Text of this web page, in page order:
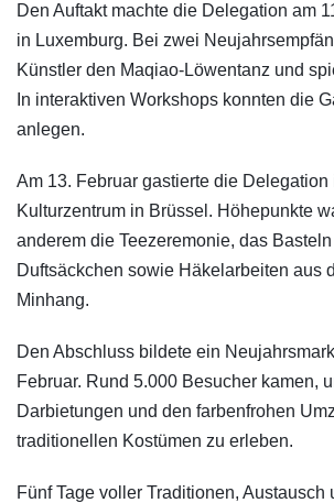
Den Auftakt machte die Delegation am
in Luxemburg. Bei zwei
Künstler den Maqiao-Löwentanz und
In interaktiven Workshops konnten die
anlegen.
Am 13. Februar gastierte die Delegation
Kulturzentrum in Brüssel. Höhepunkte
anderem die Teezeremonie, das
Duftsäckchen sowie Häkelarbeiten aus
Minhang.
Den Abschluss bildete ein
Februar. Rund 5.000 Besucher kamen,
Darbietungen und den farbenfrohen
traditionellen Kostümen zu erleben.
Fünf Tage voller Traditionen, Austausch